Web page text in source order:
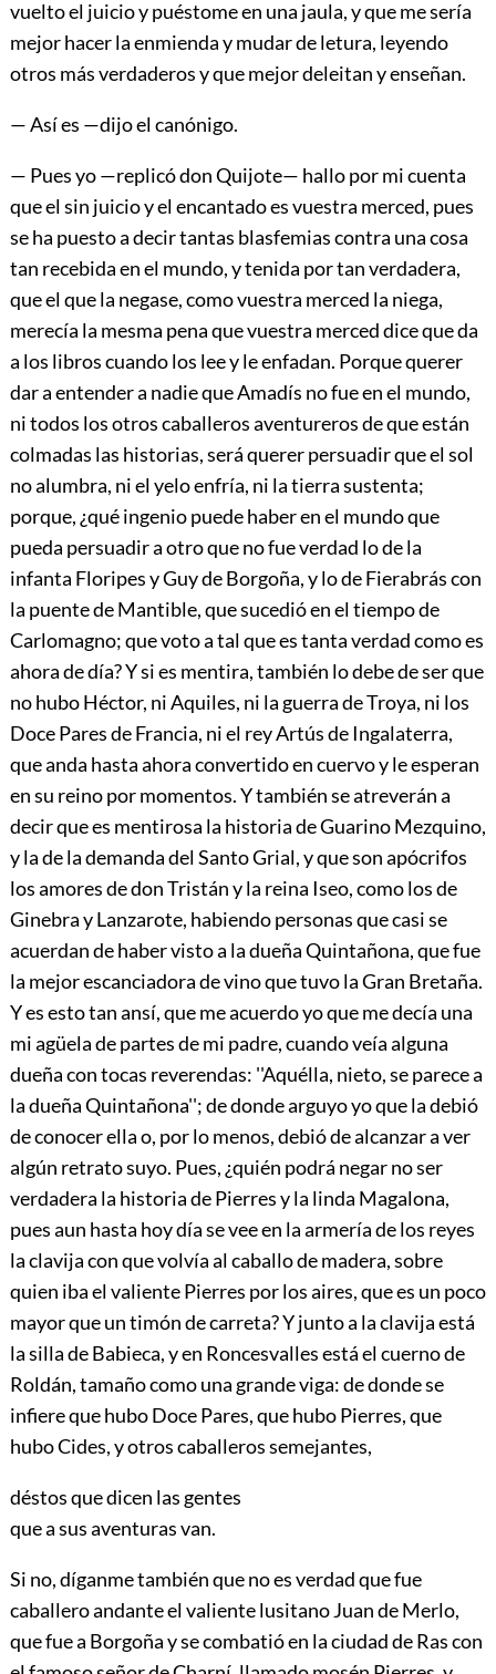
vuelto el juicio y puéstome en una jaula, y que me sería
mejor hacer la enmienda y mudar de letura, leyendo
otros más verdaderos y que mejor deleitan y enseñan.
— Así es —dijo el canónigo.
— Pues yo —replicó don Quijote— hallo por mi cuenta
que el sin juicio y el encantado es vuestra merced, pues
se ha puesto a decir tantas blasfemias contra una cosa
tan recebida en el mundo, y tenida por tan verdadera,
que el que la negase, como vuestra merced la niega,
merecía la mesma pena que vuestra merced dice que da
a los libros cuando los lee y le enfadan. Porque querer
dar a entender a nadie que Amadís no fue en el mundo,
ni todos los otros caballeros aventureros de que están
colmadas las historias, será querer persuadir que el sol
no alumbra, ni el yelo enfría, ni la tierra sustenta;
porque, ¿qué ingenio puede haber en el mundo que
pueda persuadir a otro que no fue verdad lo de la
infanta Floripes y Guy de Borgoña, y lo de Fierabrás con
la puente de Mantible, que sucedió en el tiempo de
Carlomagno; que voto a tal que es tanta verdad como es
ahora de día? Y si es mentira, también lo debe de ser que
no hubo Héctor, ni Aquiles, ni la guerra de Troya, ni los
Doce Pares de Francia, ni el rey Artús de Ingalaterra,
que anda hasta ahora convertido en cuervo y le esperan
en su reino por momentos. Y también se atreverán a
decir que es mentirosa la historia de Guarino Mezquino,
y la de la demanda del Santo Grial, y que son apócrifos
los amores de don Tristán y la reina Iseo, como los de
Ginebra y Lanzarote, habiendo personas que casi se
acuerdan de haber visto a la dueña Quintañona, que fue
la mejor escanciadora de vino que tuvo la Gran Bretaña.
Y es esto tan ansí, que me acuerdo yo que me decía una
mi agüela de partes de mi padre, cuando veía alguna
dueña con tocas reverendas: ''Aquélla, nieto, se parece a
la dueña Quintañona''; de donde arguyo yo que la debió
de conocer ella o, por lo menos, debió de alcanzar a ver
algún retrato suyo. Pues, ¿quién podrá negar no ser
verdadera la historia de Pierres y la linda Magalona,
pues aun hasta hoy día se vee en la armería de los reyes
la clavija con que volvía al caballo de madera, sobre
quien iba el valiente Pierres por los aires, que es un poco
mayor que un timón de carreta? Y junto a la clavija está
la silla de Babieca, y en Roncesvalles está el cuerno de
Roldán, tamaño como una grande viga: de donde se
infiere que hubo Doce Pares, que hubo Pierres, que
hubo Cides, y otros caballeros semejantes,
déstos que dicen las gentes
que a sus aventuras van.
Si no, díganme también que no es verdad que fue
caballero andante el valiente lusitano Juan de Merlo,
que fue a Borgoña y se combatió en la ciudad de Ras con